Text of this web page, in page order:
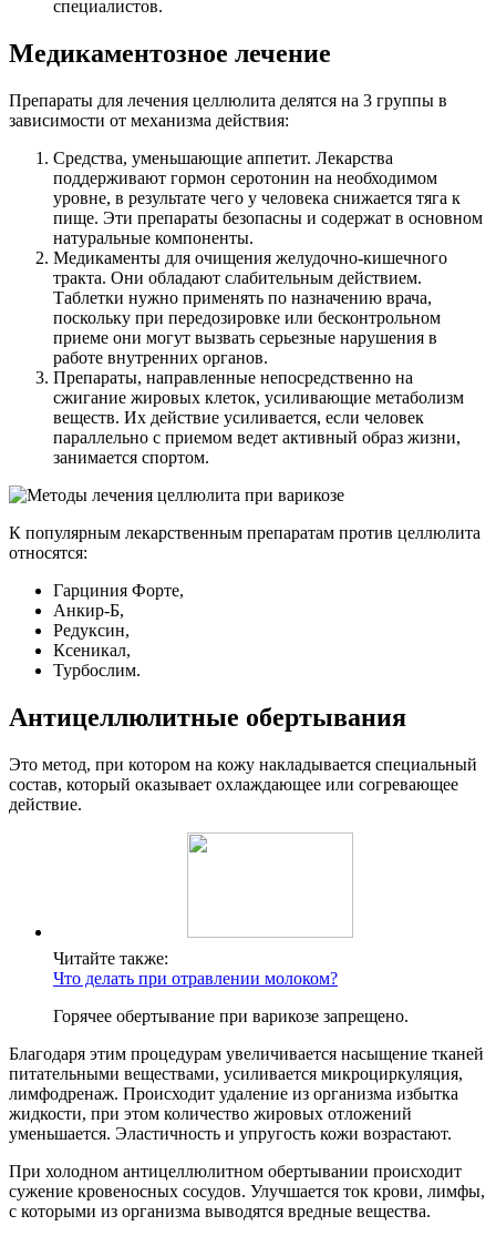
специалистов.
Медикаментозное лечение
Препараты для лечения целлюлита делятся на 3 группы в
зависимости от механизма действия:
Средства, уменьшающие аппетит. Лекарства
поддерживают гормон серотонин на необходимом
уровне, в результате чего у человека снижается тяга к
пище. Эти препараты безопасны и содержат в основном
натуральные компоненты.
Медикаменты для очищения желудочно-кишечного
тракта. Они обладают слабительным действием.
Таблетки нужно применять по назначению врача,
поскольку при передозировке или бесконтрольном
приеме они могут вызвать серьезные нарушения в
работе внутренних органов.
Препараты, направленные непосредственно на
сжигание жировых клеток, усиливающие метаболизм
веществ. Их действие усиливается, если человек
параллельно с приемом ведет активный образ жизни,
занимается спортом.
К популярным лекарственным препаратам против целлюлита
относятся:
Гарциния Форте,
Анкир-Б,
Редуксин,
Ксеникал,
Турбослим.
Антицеллюлитные обертывания
Это метод, при котором на кожу накладывается специальный
состав, который оказывает охлаждающее или согревающее
действие.
Читайте также:
Что делать при отравлении молоком?
Горячее обертывание при варикозе запрещено.
Благодаря этим процедурам увеличивается насыщение тканей
питательными веществами, усиливается микроциркуляция,
лимфодренаж. Происходит удаление из организма избытка
жидкости, при этом количество жировых отложений
уменьшается. Эластичность и упругость кожи возрастают.
При холодном антицеллюлитном обертывании происходит
сужение кровеносных сосудов. Улучшается ток крови, лимфы,
с которыми из организма выводятся вредные вещества.